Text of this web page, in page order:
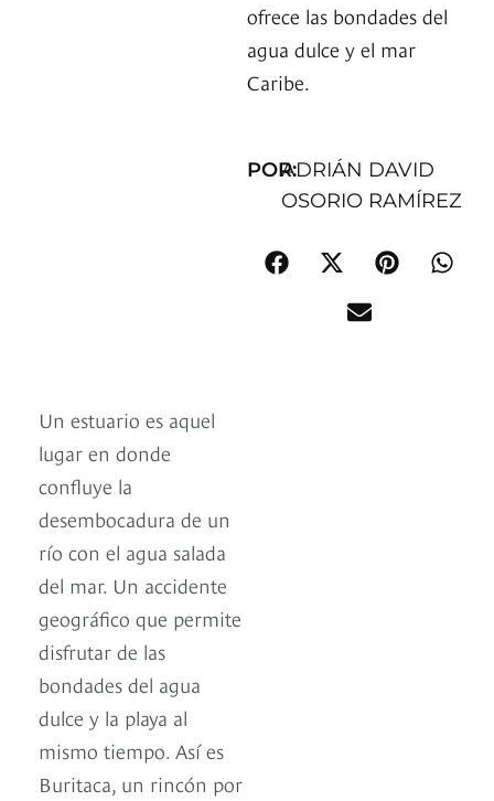
ofrece las bondades del
agua dulce y el mar
Caribe.
POR:ADRIÁN DAVID
OSORIO RAMÍREZ
Un estuario es aquel
lugar en donde
confluye la
desembocadura de un
río con el agua salada
del mar. Un accidente
geográfico que permite
disfrutar de las
bondades del agua
dulce y la playa al
mismo tiempo. Así es
Buritaca, un rincón por